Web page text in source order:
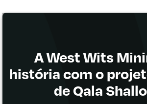
A West Wits
história com o
de Qala